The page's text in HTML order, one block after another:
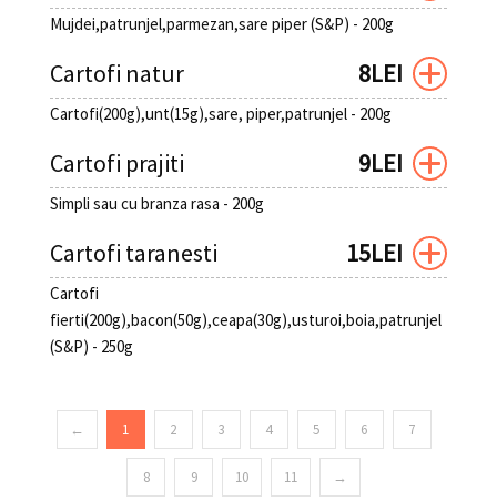
Mujdei,patrunjel,parmezan,sare piper (S&P) - 200g
Cartofi natur 8LEI
Cartofi(200g),unt(15g),sare, piper,patrunjel - 200g
Cartofi prajiti 9LEI
Simpli sau cu branza rasa - 200g
Cartofi taranesti 15LEI
Cartofi
fierti(200g),bacon(50g),ceapa(30g),usturoi,boia,patrunjel
(S&P) - 250g
← 1 2 3 4 5 6 7
8 9 10 11 →